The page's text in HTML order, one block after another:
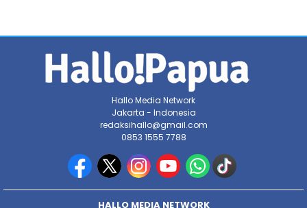
Hallo Media Network
Jakarta - Indonesia
redaksihallo@gmail.com
0853 1555 7788
HALLO MEDIA NETWORK